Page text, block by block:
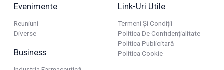
Evenimente
Reuniuni
Diverse
Business
Link-Uri Utile
Termeni Și Condiții
Politica De Confidențialitate
Politica Publicitară
Politica Cookie